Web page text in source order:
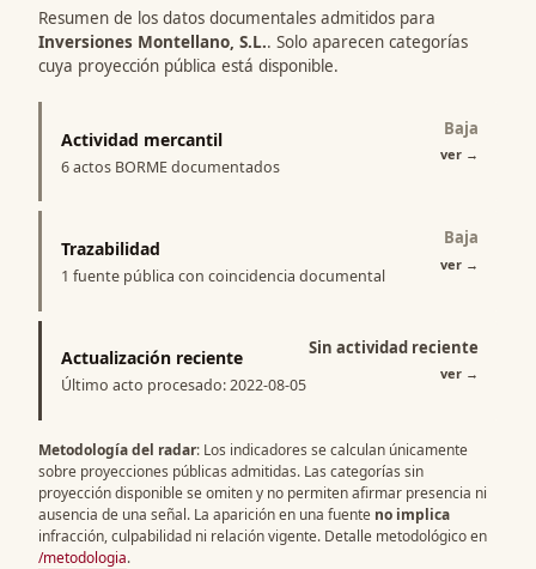
Resumen de los datos documentales admitidos para
Inversiones Montellano, S.L.. Solo aparecen categorías
cuya proyección pública está disponible.
Actividad mercantil
6 actos BORME documentados
Baja
ver →
Trazabilidad
1 fuente pública con coincidencia documental
Baja
ver →
Actualización reciente
Último acto procesado: 2022-08-05
Sin actividad reciente
ver →
Metodología del radar: Los indicadores se calculan únicamente
sobre proyecciones públicas admitidas. Las categorías sin
proyección disponible se omiten y no permiten afirmar presencia ni
ausencia de una señal. La aparición en una fuente no implica
infracción, culpabilidad ni relación vigente. Detalle metodológico en
/metodologia.